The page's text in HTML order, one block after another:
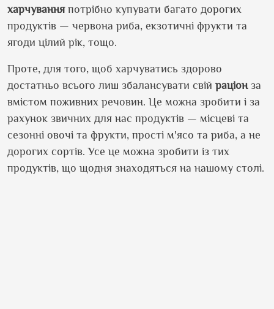
харчуванняпотрібно купувати багато дорогих
продуктів — червона риба, екзотичні фрукти та
ягоди цілий рік, тощо.
Проте, для того, щоб харчуватись здорово
достатньо всього лиш збалансувати свій раціонза
вмістом поживних речовин. Це можна зробити і за
рахунок звичних для нас продуктів — місцеві та
сезонні овочі та фрукти, прості м'ясо та риба, а не
дорогих сортів. Усе це можна зробити із тих
продуктів, що щодня знаходяться на нашому столі.